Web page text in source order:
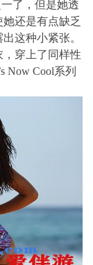
了，但是她透
还是有点缺乏
这种小紧张。
穿上了同样性
Now Cool系列